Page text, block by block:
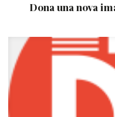
Dona una nova